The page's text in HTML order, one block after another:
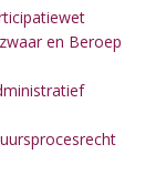
en Beroep